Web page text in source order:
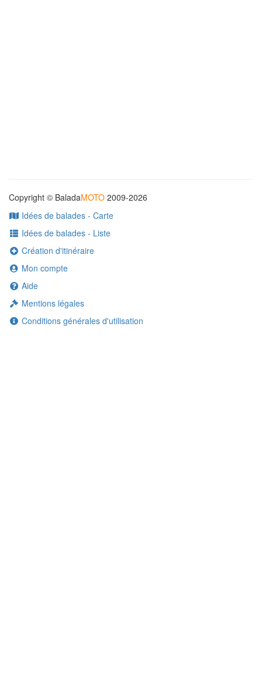
Copyright © BaladaMOTO 2009-2026
Idées de balades - Carte
Idées de balades - Liste
Création d'itinéraire
Mon compte
Aide
Mentions légales
Conditions générales d'utilisation